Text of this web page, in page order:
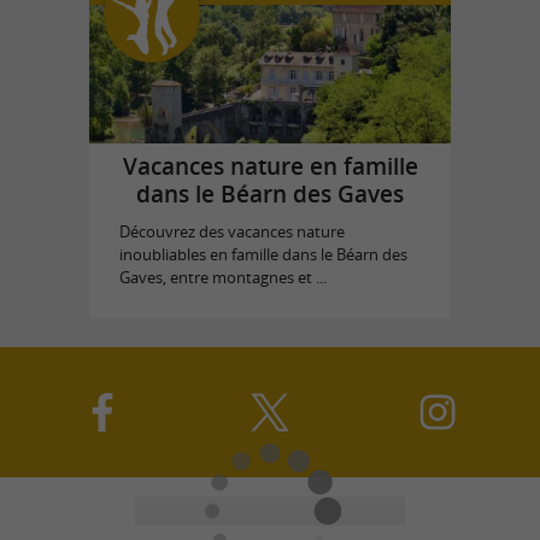
Vacances nature en famille
dans le Béarn des Gaves
Découvrez des vacances nature
inoubliables en famille dans le Béarn des
Gaves, entre montagnes et ...